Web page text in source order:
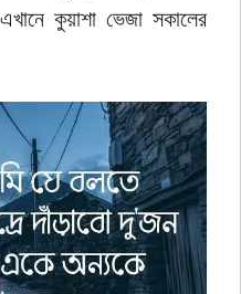
কুয়াশা ভেজা সকালের